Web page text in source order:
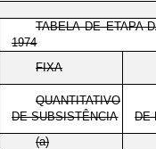
TABELA DE ETAPA
1974
FIXA
QUANTITATIVO
DE SUBSISTÊNCIA
DE
(a)